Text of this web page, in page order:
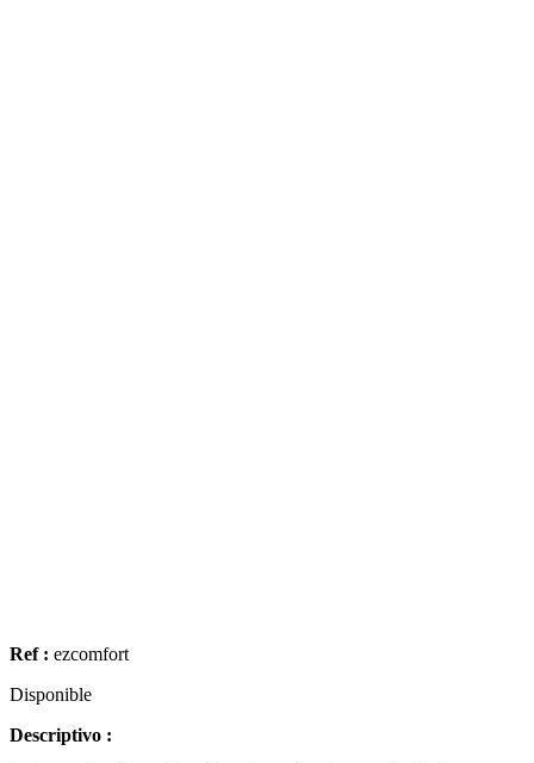
Ref : ezcomfort
Disponible
Descriptivo :